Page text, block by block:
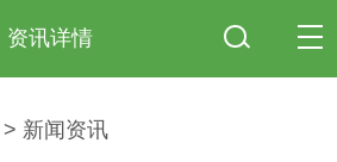
资讯详情
> 新闻资讯